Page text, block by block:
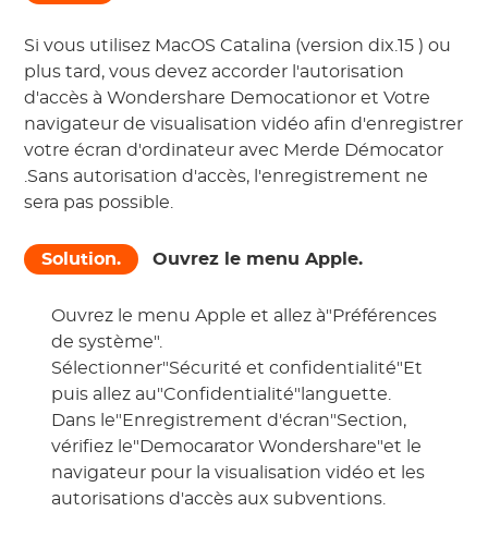
Si vous utilisez MacOS Catalina (versiondix.15 ) ou
plus tard, vous devez accorder l'autorisation
d'accès àWondershare Democationor etVotre
navigateur de visualisation vidéo afin d'enregistrer
votre écran d'ordinateur avec Merde Démocator
.Sans autorisation d'accès, l'enregistrement ne
sera pas possible.
Solution. Ouvrez le menu Apple.
Ouvrez le menu Apple et allez à"Préférences
de système".
Sélectionner"Sécurité et confidentialité"Et
puis allez au"Confidentialité"languette.
Dans le"Enregistrement d'écran"Section,
vérifiez le"Democarator Wondershare"et le
navigateur pour la visualisation vidéo et les
autorisations d'accès aux subventions.